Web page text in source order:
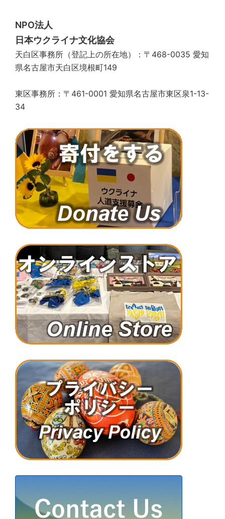
ン
NPO法人
日本ウクライナ文化協会
天白区事務所（登記上の所在地）：〒468-0035 愛知
県名古屋市天白区境根町149
東区事務所：〒461-0001 愛知県名古屋市東区泉1-13-
34